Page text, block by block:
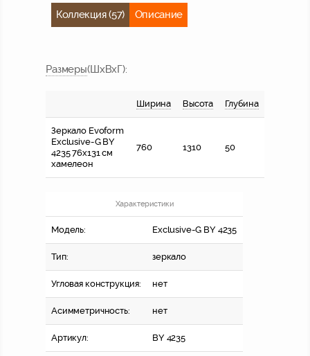
Коллекция (57) Описание
Размеры(ШхВхГ):
Ширина Высота Глубина
Зеркало Evoform
Exclusive-G BY
4235 76x131 см
хамелеон
760 1310 50
Характеристики
Модель: Exclusive-G BY 4235
Тип: зеркало
Угловая конструкция: нет
Асимметричность: нет
Артикул: BY 4235